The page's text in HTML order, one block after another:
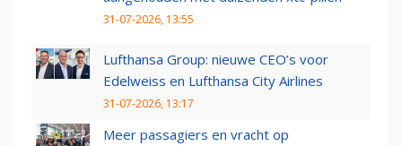
31-07-2026, 13:55
Lufthansa Group: nieuwe CEO’s voor
Edelweiss en Lufthansa City Airlines
31-07-2026, 13:17
Meer passagiers en vracht op